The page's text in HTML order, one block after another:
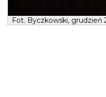
Fot. Byczkowski, grudzień